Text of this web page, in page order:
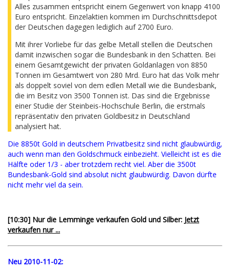
Alles zusammen entspricht einem Gegenwert von knapp 4100
Euro entspricht. Einzelaktien kommen im Durchschnittsdepot
der Deutschen dagegen lediglich auf 2700 Euro.
Mit ihrer Vorliebe für das gelbe Metall stellen die Deutschen
damit inzwischen sogar die Bundesbank in den Schatten. Bei
einem Gesamtgewicht der privaten Goldanlagen von 8850
Tonnen im Gesamtwert von 280 Mrd. Euro hat das Volk mehr
als doppelt soviel von dem edlen Metall wie die Bundesbank,
die im Besitz von 3500 Tonnen ist. Das sind die Ergebnisse
einer Studie der Steinbeis-Hochschule Berlin, die erstmals
repräsentativ den privaten Goldbesitz in Deutschland
analysiert hat.
Die 8850t Gold in deutschem Privatbesitz sind nicht glaubwürdig,
auch wenn man den Goldschmuck einbezieht. Vielleicht ist es die
Hälfte oder 1/3 - aber trotzdem recht viel. Aber die 3500t
Bundesbank-Gold sind absolut nicht glaubwürdig. Davon dürfte
nicht mehr viel da sein.
[10:30] Nur die Lemminge verkaufen Gold und Silber: Jetzt
verkaufen nur ...
Neu 2010-11-02: